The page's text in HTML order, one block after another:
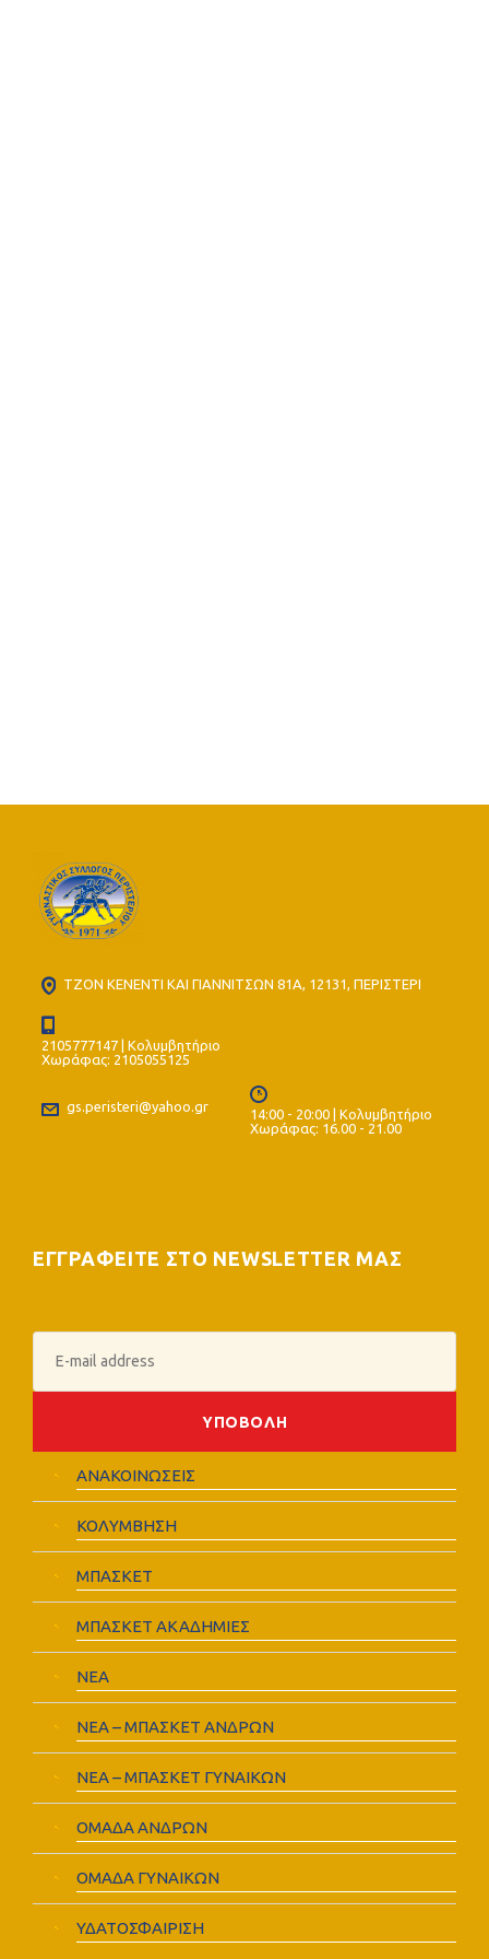
ΤΖΟΝ ΚΕΝΕΝΤΙ ΚΑΙ ΓΙΑΝΝΙΤΣΩΝ 81Α, 12131, ΠΕΡΙΣΤΕΡΙ
2105777147 | Κολυμβητήριο
Χωράφας: 2105055125
gs.peristeri@yahoo.gr
14:00 - 20:00 | Κολυμβητήριο
Χωράφας: 16.00 - 21.00
ΕΓΓΡΑΦΕΙΤΕ ΣΤΟ NEWSLETTER ΜΑΣ
ΑΝΑΚΟΙΝΩΣΕΙΣ
ΚΟΛΥΜΒΗΣΗ
ΜΠΑΣΚΕΤ
ΜΠΑΣΚΕΤ ΑΚΑΔΗΜΙΕΣ
ΝΕΑ
ΝΕΑ – ΜΠΑΣΚΕΤ ΑΝΔΡΩΝ
ΝΕΑ – ΜΠΑΣΚΕΤ ΓΥΝΑΙΚΩΝ
ΟΜΑΔΑ ΑΝΔΡΩΝ
ΟΜΑΔΑ ΓΥΝΑΙΚΩΝ
ΥΔΑΤΟΣΦΑΙΡΙΣΗ